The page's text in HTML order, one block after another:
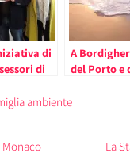
di
di
A
del Porto e
ambiente
Monaco La